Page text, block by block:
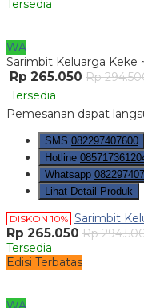
Tersedia
WA
Sarimbit Keluarga Keke
Rp 265.050 Rp
Tersedia
Pemesanan dapat
SMS 082297407600
Hotline
Whatsapp
Lihat Detail Produk
DISKON 10% Sarimbit
Rp 265.050 Rp
Tersedia
Edisi Terbatas